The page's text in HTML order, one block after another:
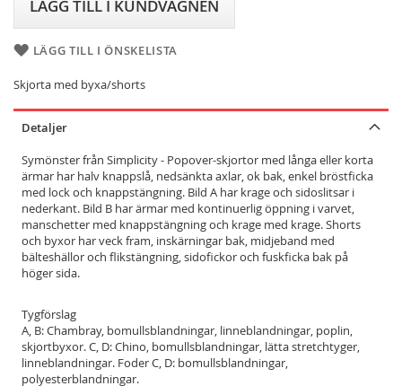
LÄGG TILL I KUNDVAGNEN
LÄGG TILL I ÖNSKELISTA
Skjorta med byxa/shorts
Detaljer
Symönster från Simplicity - Popover-skjortor med långa eller korta
ärmar har halv knappslå, nedsänkta axlar, ok bak, enkel bröstficka
med lock och knappstängning. Bild A har krage och sidoslitsar i
nederkant. Bild B har ärmar med kontinuerlig öppning i varvet,
manschetter med knappstängning och krage med krage. Shorts
och byxor har veck fram, inskärningar bak, midjeband med
bälteshällor och flikstängning, sidofickor och fuskficka bak på
höger sida.
Tygförslag
A, B: Chambray, bomullsblandningar, linneblandningar, poplin,
skjortbyxor. C, D: Chino, bomullsblandningar, lätta stretchtyger,
linneblandningar. Foder C, D: bomullsblandningar,
polyesterblandningar.